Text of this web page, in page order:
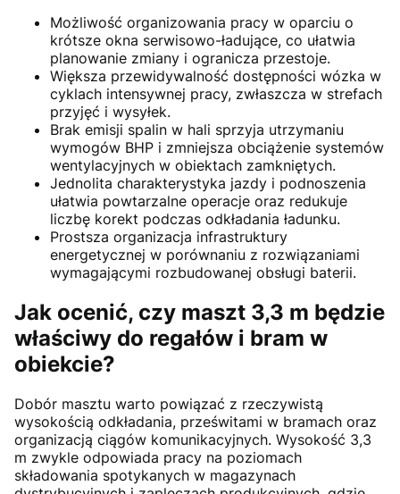
Możliwość organizowania pracy w oparciu o
krótsze okna serwisowo-ładujące, co ułatwia
planowanie zmiany i ogranicza przestoje.
Większa przewidywalność dostępności wózka w
cyklach intensywnej pracy, zwłaszcza w strefach
przyjęć i wysyłek.
Brak emisji spalin w hali sprzyja utrzymaniu
wymogów BHP i zmniejsza obciążenie systemów
wentylacyjnych w obiektach zamkniętych.
Jednolita charakterystyka jazdy i podnoszenia
ułatwia powtarzalne operacje oraz redukuje
liczbę korekt podczas odkładania ładunku.
Prostsza organizacja infrastruktury
energetycznej w porównaniu z rozwiązaniami
wymagającymi rozbudowanej obsługi baterii.
Jak ocenić, czy maszt 3,3 m będzie
właściwy do regałów i bram w
obiekcie?
Dobór masztu warto powiązać z rzeczywistą
wysokością odkładania, prześwitami w bramach oraz
organizacją ciągów komunikacyjnych. Wysokość 3,3
m zwykle odpowiada pracy na poziomach
składowania spotykanych w magazynach